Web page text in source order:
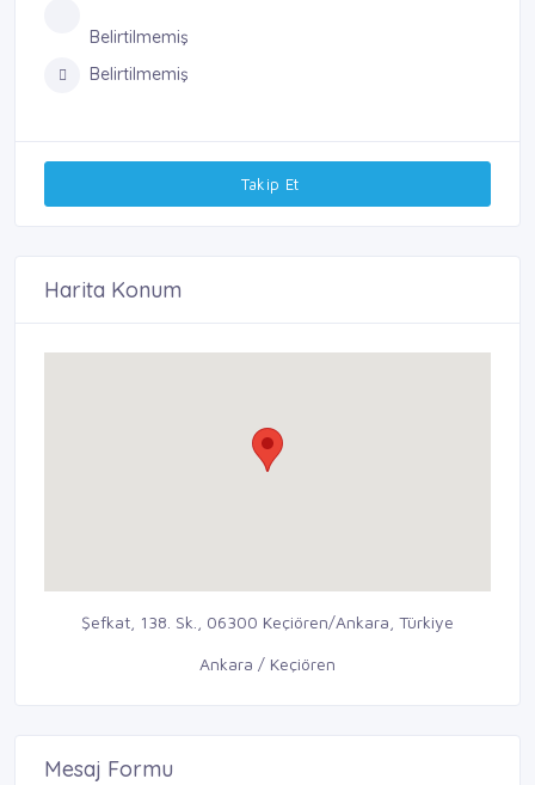
Belirtilmemiş
Belirtilmemiş
Takip Et
Harita Konum
Şefkat, 138. Sk., 06300 Keçiören/Ankara, Türkiye
Ankara / Keçiören
Mesaj Formu